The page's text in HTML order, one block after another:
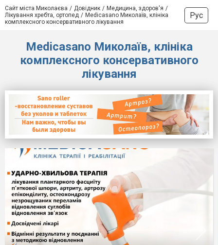
Сайт міста Миколаєва Довідник
Медицина, здоров'я
Лікування хребта, ортопед
Medicasano Миколаїв, клініка
комплексного консервативного лікування
Рус
Medicasano Миколаїв, клініка
комплексного консервативного
лікування